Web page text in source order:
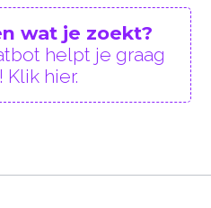
wat je zoekt?
helpt je graag
Klik hier.